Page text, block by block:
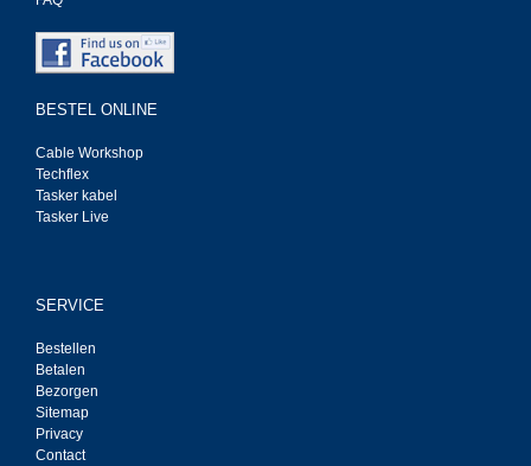
BESTEL ONLINE
Cable Workshop
Techflex
Tasker kabel
Tasker Live
SERVICE
Bestellen
Betalen
Bezorgen
Sitemap
Privacy
Contact